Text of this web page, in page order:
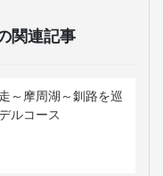
関連記事
～摩周湖～釧路を巡
ルコース